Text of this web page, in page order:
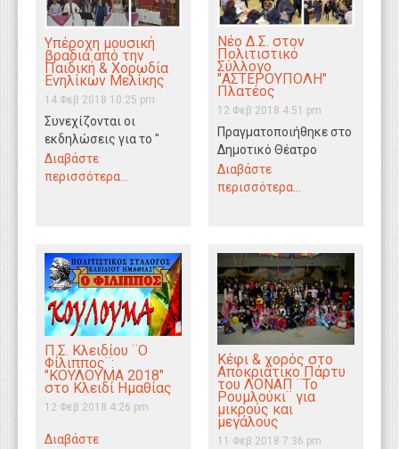
Υπέροχη μουσική
βραδιά από την
Παιδική & Χορωδία
Ενηλίκων Μελίκης
14 Φεβ 2018 10:25 pm
Συνεχίζονται οι
εκδηλώσεις για το "
Μελικιώτικο
Καρναβάλι 2018''. Μια
Διαβάστε
περισσότερα...
Νέο Δ.Σ. στον
Πολιτιστικό
Σύλλογο
"ΑΣΤΕΡΟΥΠΟΛΗ"
Πλατέος
12 Φεβ 2018 4:51 pm
Πραγματοποιήθηκε στο
Δημοτικό Θέατρο
Πλατέος την Κυριακή
11 Φεβρουαρίου 2018 η
Διαβάστε
περισσότερα...
Π.Σ. Κλειδίου ¨Ο
Φίλιππος¨:
"KOΥΛΟΥΜΑ 2018"
στο Κλειδί Ημαθίας
12 Φεβ 2018 4:26 pm
Διαβάστε
Κέφι & χορός στο
Αποκριάτικο Πάρτυ
του ΛΟΝΑΠ ¨Το
Ρουμλούκι¨ για
μικρούς και
μεγάλους
11 Φεβ 2018 7:36 pm